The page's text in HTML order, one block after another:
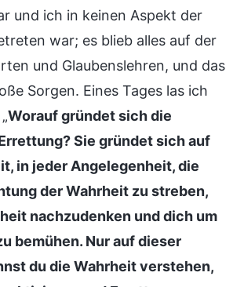
und ich in keinen Aspekt der
war; es blieb alles auf der
und Glaubenslehren, und das
Sorgen. Eines Tages las ich
Worauf gründet sich die
Sie gründet sich auf
in jeder Angelegenheit, die
der Wahrheit zu streben,
nachzudenken und dich um
bemühen. Nur auf dieser
du die Wahrheit verstehen,